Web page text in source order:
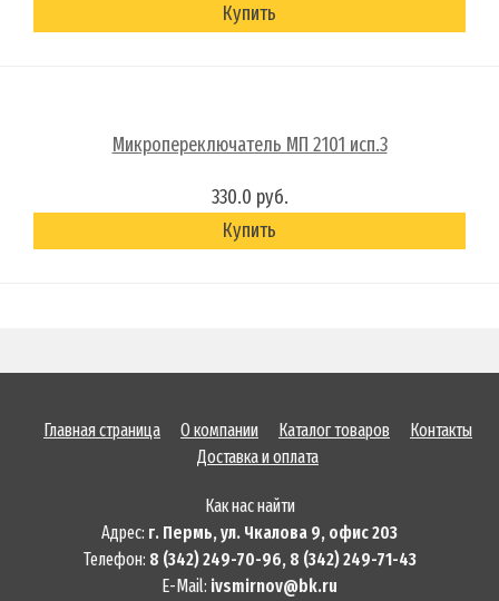
Купить
Микропереключатель МП 2101 исп.3
330.0 руб.
Купить
Как нас найти
Адрес: г. Пермь, ул. Чкалова 9, офис 203
Телефон: 8 (342) 249-70-96, 8 (342) 249-71-43
E-Mail: ivsmirnov@bk.ru
Главная страница О компании Каталог товаров
Контакты
Доставка и оплата